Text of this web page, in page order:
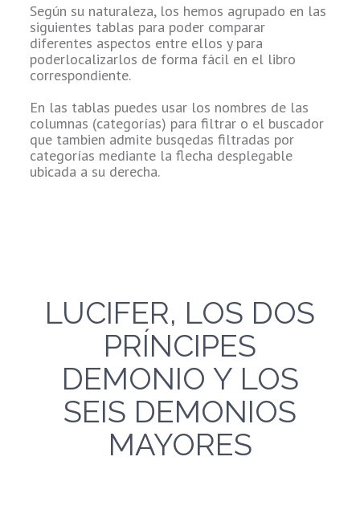
Según su naturaleza, los hemos agrupado en las
siguientes tablas para poder comparar
diferentes aspectos entre ellos y para
poderlocalizarlos de forma fácil en el libro
correspondiente.
En las tablas puedes usar los nombres de las
columnas (categorías) para filtrar o el buscador
que tambien admite busqedas filtradas por
categorías mediante la flecha desplegable
ubicada a su derecha.
LUCIFER, LOS DOS
PRÍNCIPES
DEMONIO Y LOS
SEIS DEMONIOS
MAYORES